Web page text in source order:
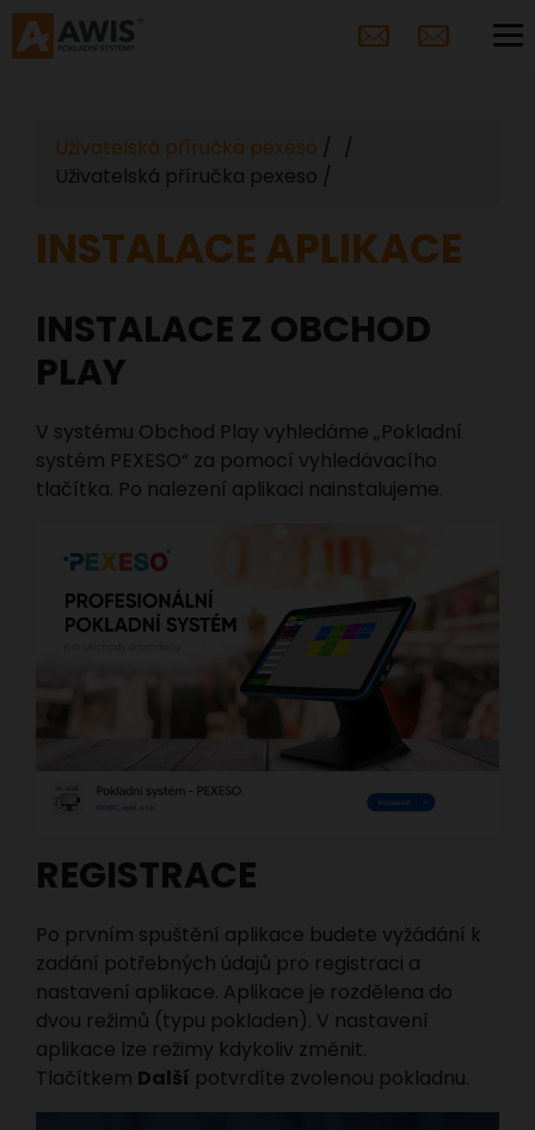
Uživatelská příručka pexeso
Uživatelská příručka pexeso
INSTALACE APLIKACE
INSTALACE Z OBCHOD
PLAY
V systému Obchod Play vyhledáme „Pokladní
systém PEXESO“ za pomocí vyhledávacího
tlačítka. Po nalezení aplikaci nainstalujeme.
REGISTRACE
Po prvním spuštění aplikace budete vyžádání k
zadání potřebných údajů pro registraci a
nastavení aplikace. Aplikace je rozdělena do
dvou režimů (typu pokladen). V nastavení
aplikace lze režimy kdykoliv změnit.
Tlačítkem Další potvrdíte zvolenou pokladnu.